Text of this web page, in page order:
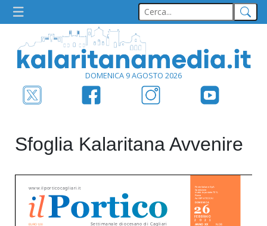
DOMENICA 9 AGOSTO 2026
Sfoglia Kalaritana Avvenire